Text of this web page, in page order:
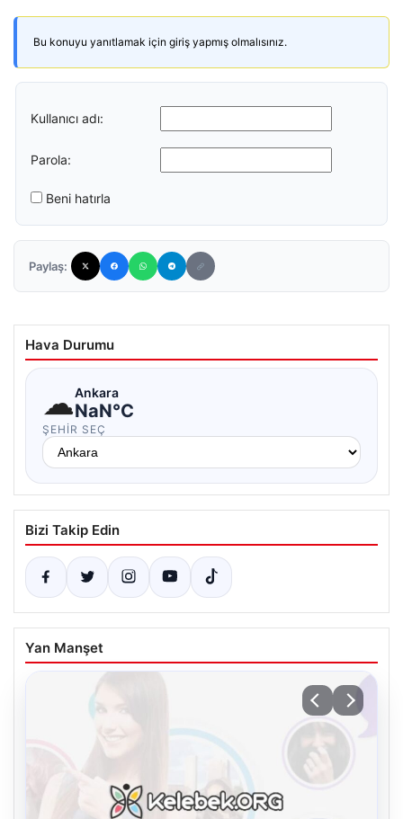
Bu konuyu yanıtlamak için giriş yapmış olmalısınız.
Kullanıcı adı:
Parola:
Beni hatırla
Paylaş:
Hava Durumu
☁Ankara
NaN°C
ŞEHIR SEÇ
Bizi Takip Edin
Yan Manşet